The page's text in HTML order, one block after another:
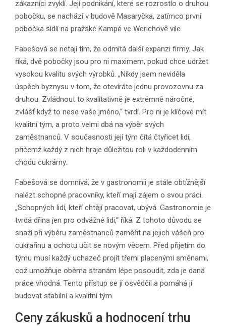
zákazníci zvyklí. Její podnikání, které se rozrostlo o druhou
pobočku, se nachází v budově Masaryčka, zatímco první
pobočka sídlí na pražské Kampě ve Werichově vile.
Fabešová se netají tím, že odmítá další expanzi firmy. Jak
říká, dvě pobočky jsou pro ni maximem, pokud chce udržet
vysokou kvalitu svých výrobků. „Nikdy jsem neviděla
úspěch byznysu v tom, že otevíráte jednu provozovnu za
druhou. Zvládnout to kvalitativně je extrémně náročné,
zvlášť když to nese vaše jméno,“ tvrdí. Pro ni je klíčové mít
kvalitní tým, a proto velmi dbá na výběr svých
zaměstnanců. V současnosti její tým čítá čtyřicet lidí,
přičemž každý z nich hraje důležitou roli v každodenním
chodu cukrárny.
Fabešová se domnívá, že v gastronomii je stále obtížnější
nalézt schopné pracovníky, kteří mají zájem o svou práci.
„Schopných lidí, kteří chtějí pracovat, ubývá. Gastronomie je
tvrdá dřina jen pro odvážné lidi,“ říká. Z tohoto důvodu se
snaží při výběru zaměstnanců zaměřit na jejich vášeň pro
cukrařinu a ochotu učit se novým věcem. Před přijetím do
týmu musí každý uchazeč projít třemi placenými směnami,
což umožňuje oběma stranám lépe posoudit, zda je daná
práce vhodná. Tento přístup se jí osvědčil a pomáhá jí
budovat stabilní a kvalitní tým.
Ceny zákusků a hodnocení trhu